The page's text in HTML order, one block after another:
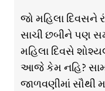
જો મહિલા દિવસને
સાચી છબીને પણ
મહિલા દિવસે
આજે કેમ નહિ?
જાળવણીમાં સૌથી